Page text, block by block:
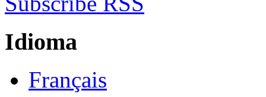
Idioma
Français